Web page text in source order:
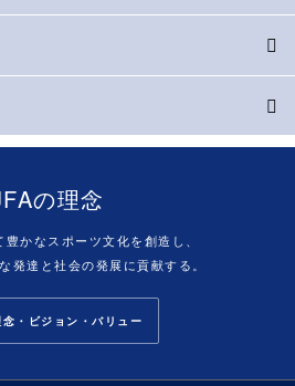
の理念
かなスポーツ文化を創造し、
発達と社会の発展に貢献する。
・ビジョン・バリュー